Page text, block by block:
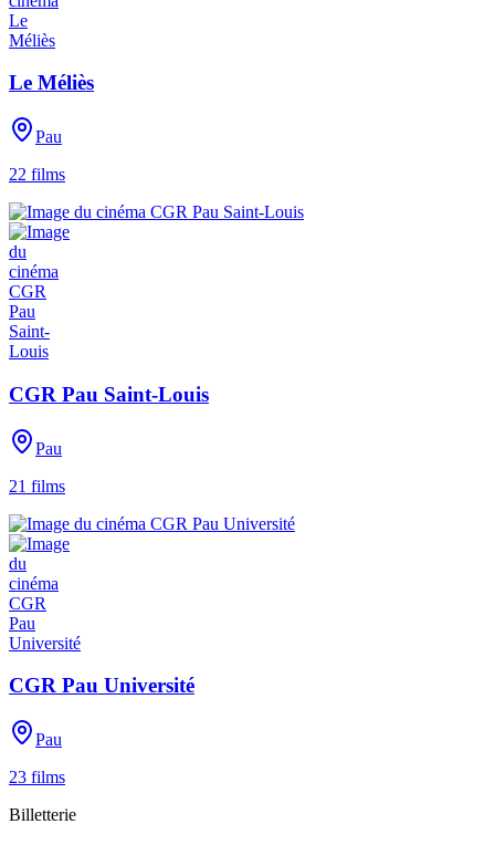
Le Méliès
Pau
22 films
CGR Pau Saint-Louis
Pau
21 films
CGR Pau Université
Pau
23 films
Billetterie